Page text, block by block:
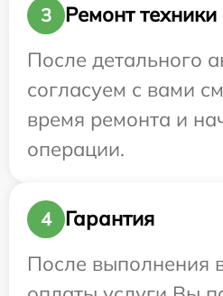
3
Ремонт техники
После детального
согласуем с вами
время ремонта и
операции.
4
Гарантия
После выполнения